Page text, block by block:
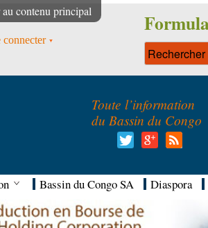
contenu principal
connecter
Toute l’information
du Bassin du Congo
Bassin du Congo SA Diaspora